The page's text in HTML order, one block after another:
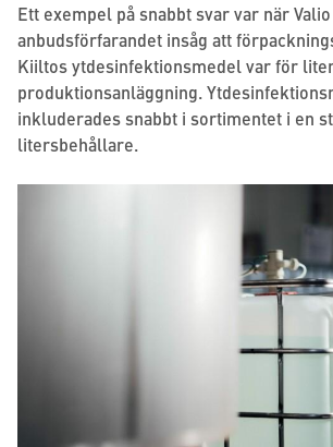
Ett exempel på snabbt svar var när
anbudsförfarandet insåg att
Kiiltos ytdesinfektionsmedel var för
produktionsanläggning.
inkluderades snabbt i sortimentet i en
litersbehållare.